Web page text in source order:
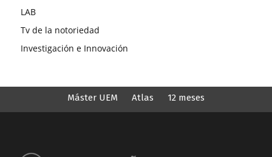
LAB
Tv de la notoriedad
Investigación e Innovación
Máster UEM Atlas 12 meses